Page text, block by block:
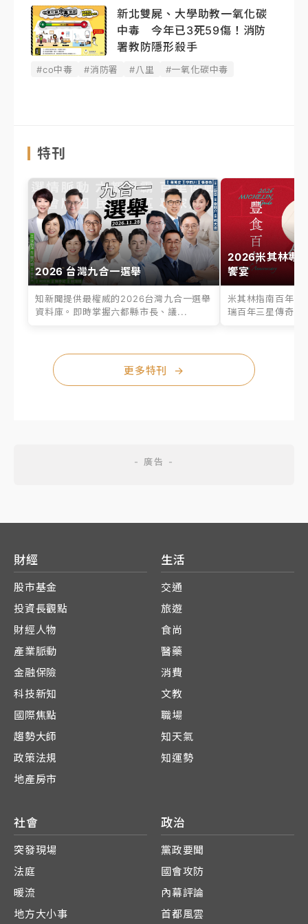
新北雙屍、大學助教一氧化碳
中毒 今年已3死59傷！消防
署教防隱形殺手
#co中毒 #消防署 #八里 #一氧化碳中毒
特刊
2026 台灣九合一選舉
知新聞提供最權威的2026台灣九合一選舉
資料庫。即時掌握六都縣市長、議...
2026米其林專
饗宴
米其林指南百年之
瑞百年三星傳奇、
更多特刊 →
財經
股市基金
投資長觀點
財經人物
產業脈動
金融保險
科技新知
國際焦點
趨勢大師
政策法規
地產房市
生活
交通
旅遊
食尚
醫藥
消費
文教
職場
知天氣
知運勢
社會
突發現場
法庭
暖流
地方大小事
政治
黨政要聞
國會攻防
內幕評論
首都風雲